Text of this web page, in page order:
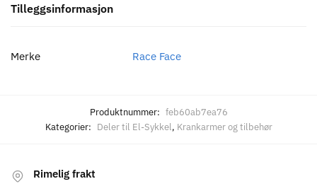
Tilleggsinformasjon
Merke Race Face
Produktnummer: feb60ab7ea76
Kategorier: Deler til El-Sykkel, Krankarmer og tilbehør
Rimelig frakt